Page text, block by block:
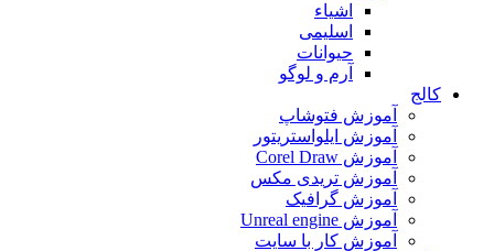
اشیاء
اسلیمی
حیوانات
آرم و لوگو
کالج
آموزش فتوشاپ
آموزش ایلواستریتور
آموزش Corel Draw
آموزش تریدی مکس
آموزش گرافیک
آموزش Unreal engine
آموزش کار با سایت